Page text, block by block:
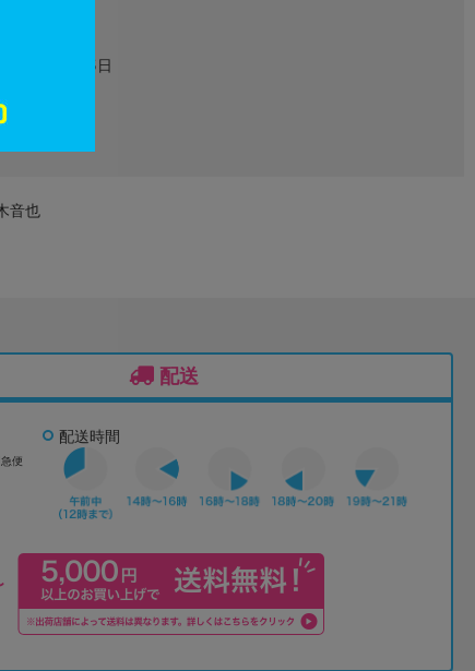
2015年01月25日
いぐるみ
音也
配送
便
配送時間